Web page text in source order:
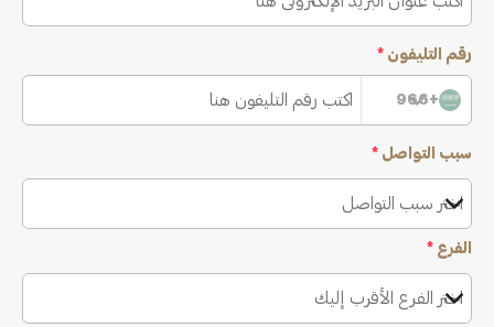
رقم التليفون *
+966
سبب التواصل *
اختر سبب التواصل
الفرع *
اختر الفرع الأقرب إليك